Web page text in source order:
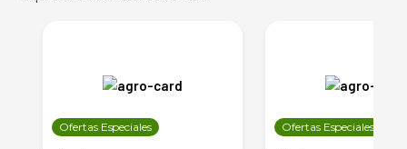
Ofertas Especiales Ofertas Especiales